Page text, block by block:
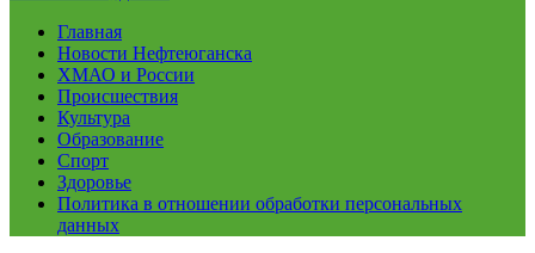
Главная
Новости Нефтеюганска
ХМАО и России
Происшествия
Культура
Образование
Спорт
Здоровье
Политика в отношении обработки персональных
данных